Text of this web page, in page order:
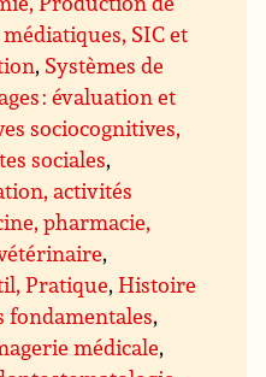
SIC et
, Systèmes de
: évaluation et
sociocognitives,
sociales,
activités
pharmacie,
,
Pratique,Histoire
fondamentales,
médicale,